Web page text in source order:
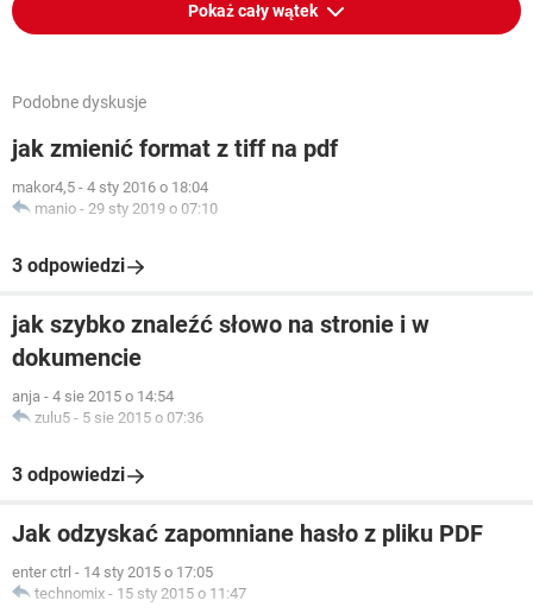
Pokaż cały wątek
Podobne dyskusje
jak zmienić format z tiff na pdf
makor4,5 - 4 sty 2016 o 18:04
manio - 29 sty 2019 o 07:10
3 odpowiedzi
jak szybko znaleźć słowo na stronie i w
dokumencie
anja - 4 sie 2015 o 14:54
zulu5 - 5 sie 2015 o 07:36
3 odpowiedzi
Jak odzyskać zapomniane hasło z pliku PDF
enter ctrl - 14 sty 2015 o 17:05
technomix - 15 sty 2015 o 11:47